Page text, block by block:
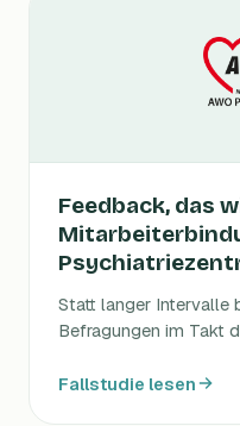
Feedback, das
Statt langer Intervalle
Befragungen im Takt
Fallstudie lesen